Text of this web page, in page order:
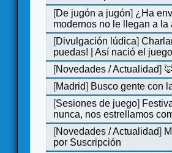
[De jugón a jugón] ¿Ha
modernos no le llegan a la
[Divulgación lúdica]
puedas! | Así nació el juego
[Novedades / Actualidad]
[Madrid] Busco gente con
[Sesiones de juego]
nunca, nos estrellamos
[Novedades / Actualidad]
por Suscripción